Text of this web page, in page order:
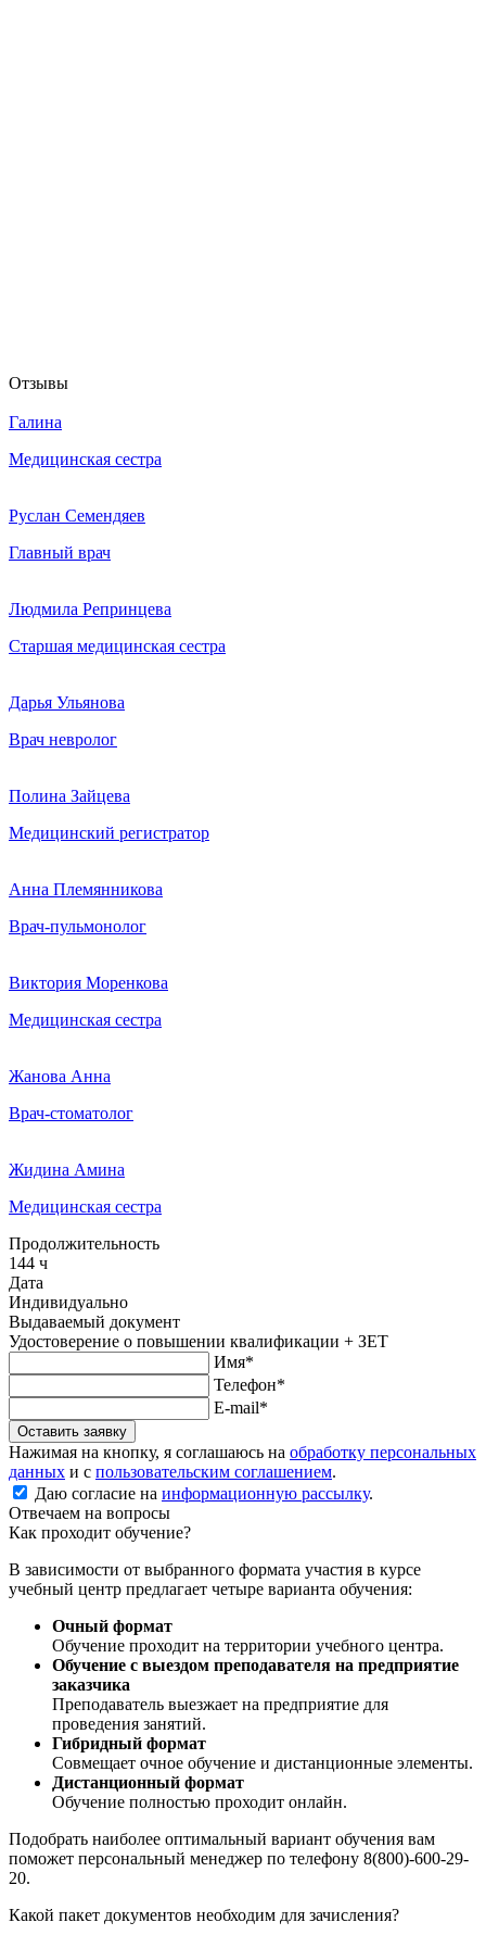
Отзывы
Галина
Медицинская сестра
Руслан Семендяев
Главный врач
Людмила Репринцева
Старшая медицинская сестра
Дарья Ульянова
Врач невролог
Полина Зайцева
Медицинский регистратор
Анна Племянникова
Врач-пульмонолог
Виктория Моренкова
Медицинская сестра
Жанова Анна
Врач-стоматолог
Жидина Амина
Медицинская сестра
Продолжительность
144 ч
Дата
Индивидуально
Выдаваемый документ
Удостоверение о повышении квалификации + ЗЕТ
Имя*
Телефон*
E-mail*
Оставить заявку
Нажимая на кнопку, я соглашаюсь на обработку персональных
данных и с пользовательским соглашением.
Даю согласие на информационную рассылку.
Отвечаем на вопросы
Как проходит обучение?
В зависимости от выбранного формата участия в курсе
учебный центр предлагает четыре варианта обучения:
Очный формат
Обучение проходит на территории учебного центра.
Обучение с выездом преподавателя на предприятие
заказчика
Преподаватель выезжает на предприятие для
проведения занятий.
Гибридный формат
Совмещает очное обучение и дистанционные элементы.
Дистанционный формат
Обучение полностью проходит онлайн.
Подобрать наиболее оптимальный вариант обучения вам
поможет персональный менеджер по телефону 8(800)-600-29-
20.
Какой пакет документов необходим для зачисления?